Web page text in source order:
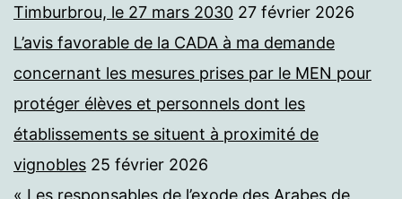
Timburbrou, le 27 mars 2030 27 février 2026
L’avis favorable de la CADA à ma demande
concernant les mesures prises par le MEN pour
protéger élèves et personnels dont les
établissements se situent à proximité de
vignobles 25 février 2026